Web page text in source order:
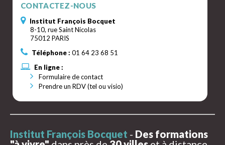
CONTACTEZ-NOUS
Institut François Bocquet
8-10, rue Saint Nicolas
75012 PARIS
Téléphone : 01 64 23 68 51
En ligne :
Formulaire de contact
Prendre un RDV (tel ou visio)
Institut François Bocquet - Des formations